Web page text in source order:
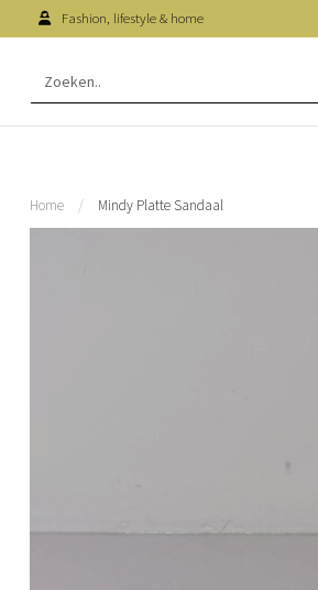
Fashion, lifestyle & home
Home / Mindy Platte Sandaal